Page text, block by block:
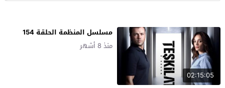
02:15:05
مسلسل المنظمة الحلقة 154
منذ 8 أشهر